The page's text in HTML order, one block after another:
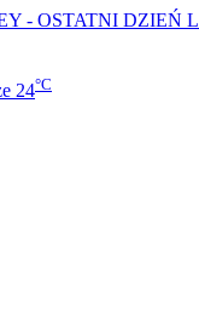
- OSTATNI DZIEŃ
24°C